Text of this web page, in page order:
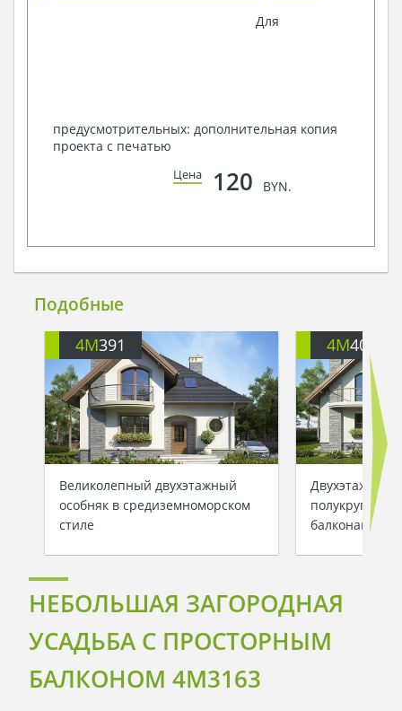
Для
предусмотрительных: дополнительная копия
проекта с печатью
Цена 120 BYN.
Подобные
4M391
Великолепный двухэтажный
особняк в средиземноморском
стиле
4M401
Двухэтажный
балконами
НЕБОЛЬШАЯ ЗАГОРОДНАЯ
УСАДЬБА С ПРОСТОРНЫМ
БАЛКОНОМ 4M3163